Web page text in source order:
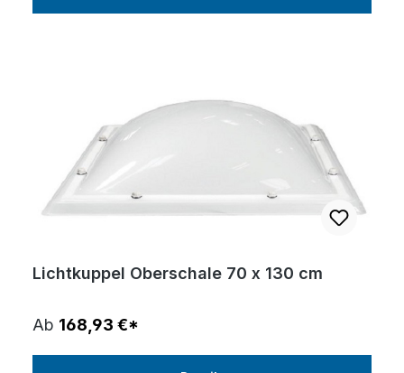
Lichtkuppel Oberschale 70 x 130 cm
Ab 168,93 €*